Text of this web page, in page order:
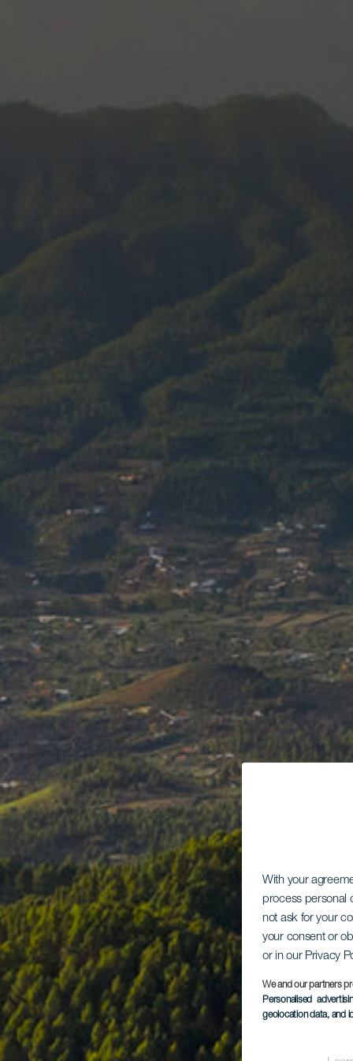
With your
process personal
not ask for your
your consent or
or in our Privacy
We and our partners
Personalised
geolocation data, and